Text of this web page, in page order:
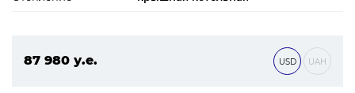
87 980 у.е.
USD UAH